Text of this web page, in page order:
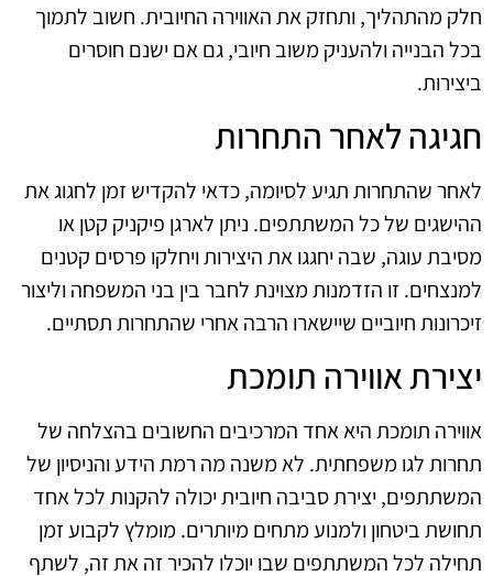
חלק מהתהליך, ותחזק את האווירה החיובית. חשוב לתמוך
בכל הבנייה ולהעניק משוב חיובי, גם אם ישנם חוסרים
ביצירות.
חגיגה לאחר התחרות
לאחר שהתחרות תגיע לסיומה, כדאי להקדיש זמן לחגוג את
ההישגים של כל המשתתפים. ניתן לארגן פיקניק קטן או
מסיבת עוגה, שבה יחגגו את היצירות ויחלקו פרסים קטנים
למנצחים. זו הזדמנות מצוינת לחבר בין בני המשפחה וליצור
זיכרונות חיוביים שיישארו הרבה אחרי שהתחרות תסתיים.
יצירת אווירה תומכת
אווירה תומכת היא אחד המרכיבים החשובים בהצלחה של
תחרות לגו משפחתית. לא משנה מה רמת הידע והניסיון של
המשתתפים, יצירת סביבה חיובית יכולה להקנות לכל אחד
תחושת ביטחון ולמנוע מתחים מיותרים. מומלץ לקבוע זמן
תחילה לכל המשתתפים שבו יוכלו להכיר זה את זה, לשתף